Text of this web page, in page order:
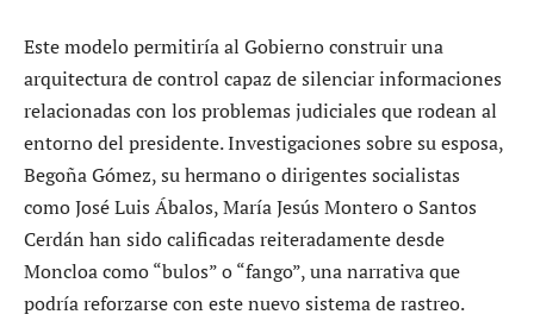
Este modelo permitiría al Gobierno construir una
arquitectura de control capaz de silenciar informaciones
relacionadas con los problemas judiciales que rodean al
entorno del presidente. Investigaciones sobre su esposa,
Begoña Gómez, su hermano o dirigentes socialistas
como José Luis Ábalos, María Jesús Montero o Santos
Cerdán han sido calificadas reiteradamente desde
Moncloa como “bulos” o “fango”, una narrativa que
podría reforzarse con este nuevo sistema de rastreo.